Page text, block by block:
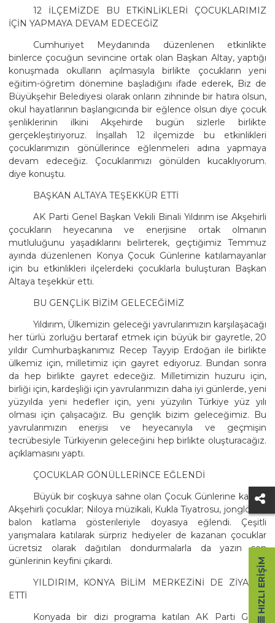
12 İLÇEMİZDE BU ETKİNLİKLERİ ÇOCUKLARIMIZ
İÇİN YAPMAYA DEVAM EDECEĞİZ
Cumhuriyet Meydanında düzenlenen etkinlikte
binlerce çocuğun sevincine ortak olan Başkan Altay, yaptığı
konuşmada okulların açılmasıyla birlikte çocukların yeni
eğitim-öğretim dönemine başladığını ifade ederek, Biz de
Büyükşehir Belediyesi olarak onların zihninde bir hatıra olsun,
okul hayatlarının başlangıcında bir eğlence olsun diye çocuk
şenliklerinin ilkini Akşehirde bugün sizlerle birlikte
gerçekleştiriyoruz. İnşallah 12 ilçemizde bu etkinlikleri
çocuklarımızın gönüllerince eğlenmeleri adına yapmaya
devam edeceğiz. Çocuklarımızı gönülden kucaklıyorum.
diye konuştu.
BAŞKAN ALTAYA TEŞEKKÜR ETTİ
AK Parti Genel Başkan Vekili Binali Yıldırım ise Akşehirli
çocukların heyecanına ve enerjisine ortak olmanın
mutluluğunu yaşadıklarını belirterek, geçtiğimiz Temmuz
ayında düzenlenen Konya Çocuk Günlerine katılamayanlar
için bu etkinlikleri ilçelerdeki çocuklarla buluşturan Başkan
Altaya teşekkür etti.
BU GENÇLİK BİZİM GELECEĞİMİZ
Yıldırım, Ülkemizin geleceği yavrularımızın karşılaşacağı
her türlü zorluğu bertaraf etmek için büyük bir gayretle, 20
yıldır Cumhurbaşkanımız Recep Tayyip Erdoğan ile birlikte
ülkemiz için, milletimiz için gayret ediyoruz. Bundan sonra
da hep birlikte gayret edeceğiz. Milletimizin huzuru için,
birliği için, kardeşliği için yavrularımızın daha iyi günlerde, yeni
yüzyılda yeni hedefler için, yeni yüzyılın Türkiye yüz yılı
olması için çalışacağız. Bu gençlik bizim geleceğimiz. Bu
yavrularımızın enerjisi ve heyecanıyla ve geçmişin
tecrübesiyle Türkiyenin geleceğini hep birlikte oluşturacağız.
açıklamasını yaptı.
ÇOCUKLAR GÖNÜLLERİNCE EĞLENDİ
Büyük bir coşkuya sahne olan Çocuk Günlerine katılan
Akşehirli çocuklar; Niloya müzikali, Kukla Tiyatrosu, jonglör ve
balon katlama gösterileriyle doyasıya eğlendi. Çeşitli
yarışmalara katılarak sürpriz hediyeler de kazanan çocuklar
ücretsiz olarak dağıtılan dondurmalarla da yazın son
günlerinin keyfini çıkardı.
YILDIRIM, KONYA BİLİM MERKEZİNİ DE ZİYARET
ETTİ
Konyada bir dizi programa katılan AK Parti Genel
HIZLI ERIŞIM